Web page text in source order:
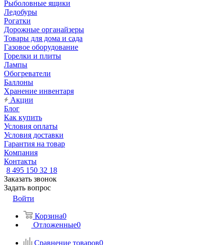
Рыболовные ящики
Ледобуры
Рогатки
Дорожные органайзеры
Товары для дома и сада
Газовое оборудование
Горелки и плиты
Лампы
Обогреватели
Баллоны
Хранение инвентаря
Акции
Блог
Как купить
Условия оплаты
Условия доставки
Гарантия на товар
Компания
Контакты
8 495 150 32 18
Заказать звонок
Задать вопрос
Войти
Корзина0
Отложенные0
Сравнение товаров0